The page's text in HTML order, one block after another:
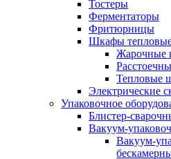
Тостеры
Ферментаторы
Фритюрницы
Шкафы
Жарочные
Тепловые
Электрические
Упаковочное
Блистер-
Вакуум-
Вакуум-